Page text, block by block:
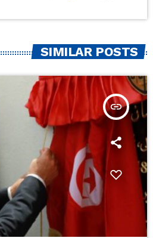
SIMILAR POSTS
insert_link